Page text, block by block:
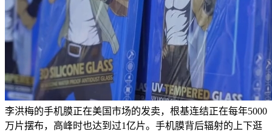
李洪梅的手机膜正在美国市场的发卖，根基连结正在每年5000
万片摆布，高峰时也达到过1亿片。手机膜背后辐射的上下逛